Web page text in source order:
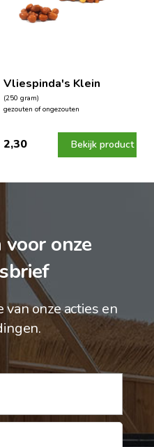
Vliespinda's Klein
(250 gram)
gezouten of ongezouten
2,30 Bekijk product
onze
onze acties en